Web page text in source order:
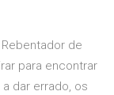
de
para encontrar
dar errado, os